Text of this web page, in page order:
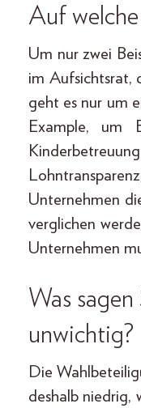
Auf
Um nur zwei
im Aufsichtsrat,
geht es nur um
Example, um
Unternehmen
verglichen
Unternehmen
Was
unwichtig?
Die
deshalb niedrig,